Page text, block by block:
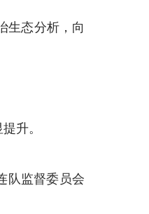
生态分析，向
升。
队监督委员会